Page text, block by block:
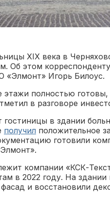
XIX века в
Об этом
«Элмонт» Игорь Билоус.
этажи полностью
в разговоре
гостиницы в здании
получил положительное
готовили
компании «КСК-
в 2022 году. На здании
фасад и восстановили